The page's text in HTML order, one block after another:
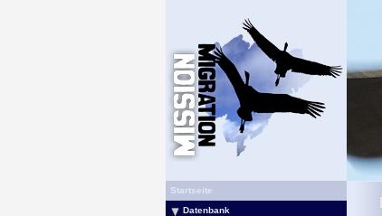
Startseite
Datenbank